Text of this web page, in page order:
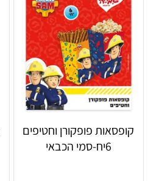
קופסאות פופקורן וחטיפים
6יח-סמי הכבאי